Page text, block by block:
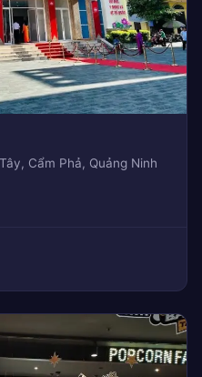
Cẩm Phả, Quảng Ninh